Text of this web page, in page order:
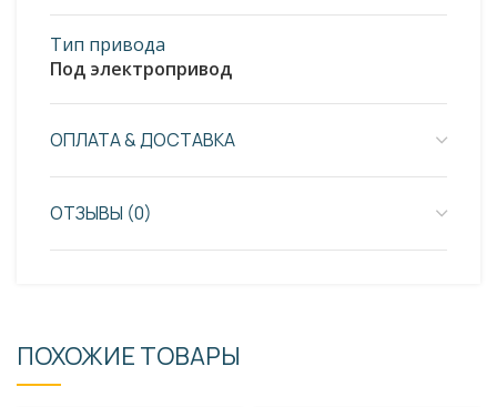
Тип привода
Под электропривод
ОПЛАТА & ДОСТАВКА
ОТЗЫВЫ (0)
ПОХОЖИЕ ТОВАРЫ